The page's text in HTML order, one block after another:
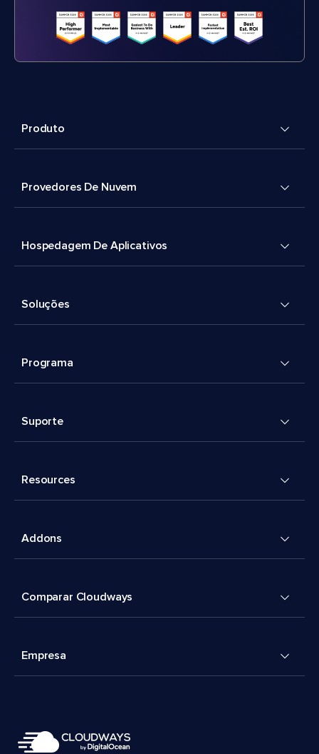
Produto
Provedores De Nuvem
Hospedagem De Aplicativos
Soluções
Programa
Suporte
Resources
Addons
Comparar Cloudways
Empresa